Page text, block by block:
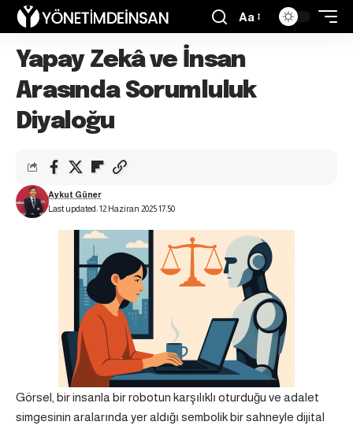
Aa
Yapay Zekâ ve İnsan
Arasında Sorumluluk
Diyaloğu
Last updated: 12 Haziran 2025 17:50
Aykut Güner
Görsel, bir insanla bir robotun karşılıklı oturduğu ve adalet
simgesinin aralarında yer aldığı sembolik bir sahneyle dijital